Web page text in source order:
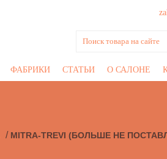
ФАБРИКИ СТАТЬИ О САЛОНЕ
/ MITRA-TREVI (БОЛЬШЕ НЕ